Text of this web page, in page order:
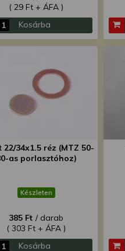
( 29 Ft + ÁFA )
Kosárba
22/34x1.5 réz (MTZ 50-
as porlasztóhoz)
Készleten
385 Ft / darab
( 303 Ft + ÁFA )
Kosárba